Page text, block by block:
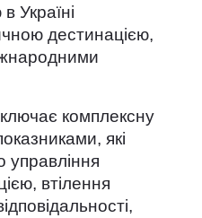
Україні
дестинацією,
комплексну
які
управління
втілення